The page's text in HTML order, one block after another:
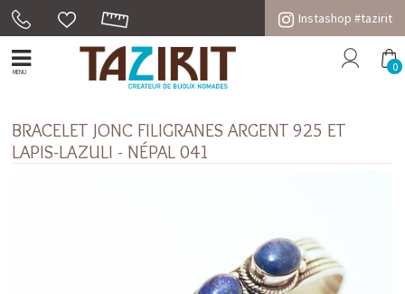
Instashop #tazirit
MENU 0
BRACELET JONC FILIGRANES ARGENT 925 ET
LAPIS-LAZULI - NÉPAL 041